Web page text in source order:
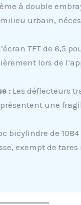
à double
urbain,
TFT de 6,5
lors de
: Les déflecteurs
une
bicylindre de
exempt de